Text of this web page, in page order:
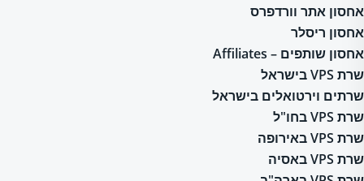
אחסון אתר וורדפרס
אחסון ריסלר
אחסון שותפים – Affiliates
שרת VPS בישראל
שרתים וירטואלים בישראל
שרת VPS בחו"ל
שרת VPS באירופה
שרת VPS באסיה